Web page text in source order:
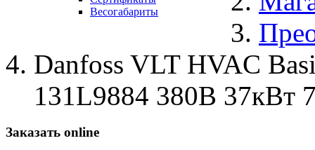
Весогабариты
Danfoss VLT HVAC
131L9884 380В 37кВт
Заказать online